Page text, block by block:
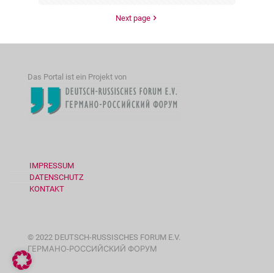
Next page
Das Portal ist ein Projekt von
IMPRESSUM
DATENSCHUTZ
KONTAKT
© 2022 DEUTSCH-RUSSISCHES FORUM E.V.
ГЕРМАНО-РОССИЙСКИЙ ФОРУМ